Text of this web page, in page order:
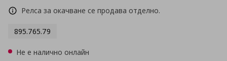
Релса за окачване се продава отделно.
895.765.79
Не е налично онлайн